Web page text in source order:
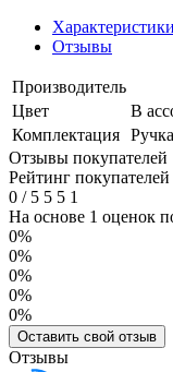
Характеристики
Отзывы
Производитель
Цвет
В
Комплектация
Отзывы покупателей
Рейтинг покупателей
0 /5 5 5 1
На основе 1 оценок
0%
0%
0%
0%
0%
Оставить свой отзыв
Отзывы